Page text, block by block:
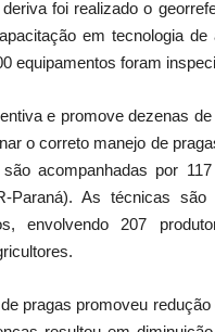
foi realizado o
em tecnologia de
equipamentos foram
e promove dezenas
o correto manejo de
acompanhadas por
Paraná). As técnicas são
envolvendo 207
pragas promoveu redução